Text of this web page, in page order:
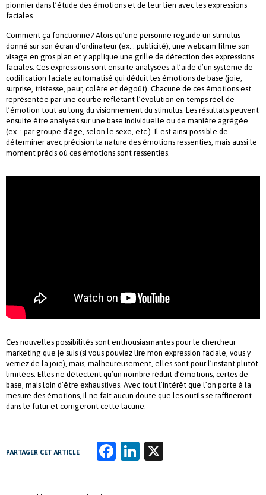
pionnier dans l’étude des émotions et de leur lien avec les expressions
faciales.
Comment ça fonctionne? Alors qu’une personne regarde un stimulus
donné sur son écran d’ordinateur (ex. : publicité), une webcam filme son
visage en gros plan et y applique une grille de détection des expressions
faciales. Ces expressions sont ensuite analysées à l’aide d’un système de
codification faciale automatisé qui déduit les émotions de base (joie,
surprise, tristesse, peur, colère et dégoût). Chacune de ces émotions est
représentée par une courbe reflétant l’évolution en temps réel de
l’émotion tout au long du visionnement du stimulus. Les résultats peuvent
ensuite être analysés sur une base individuelle ou de manière agrégée
(ex. : par groupe d’âge, selon le sexe, etc.). Il est ainsi possible de
déterminer avec précision la nature des émotions ressenties, mais aussi le
moment précis où ces émotions sont ressenties.
Ces nouvelles possibilités sont enthousiasmantes pour le chercheur
marketing que je suis (si vous pouviez lire mon expression faciale, vous y
verriez de la joie), mais, malheureusement, elles sont pour l’instant plutôt
limitées. Elles ne détectent qu’un nombre réduit d’émotions, certes de
base, mais loin d’être exhaustives. Avec tout l’intérêt que l’on porte à la
mesure des émotions, il ne fait aucun doute que les outils se raffineront
dans le futur et corrigeront cette lacune.
PARTAGER CET ARTICLE
Fa Li